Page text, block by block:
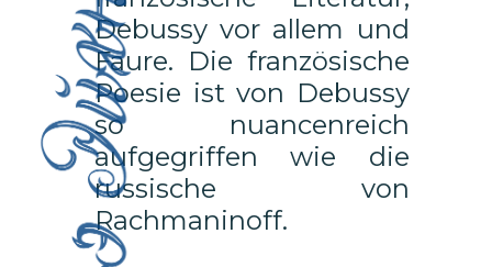
Debussy vor allem und
Faure. Die französische
Poesie ist von Debussy
so nuancenreich
aufgegriffen wie die
russische von
Rachmaninoff.